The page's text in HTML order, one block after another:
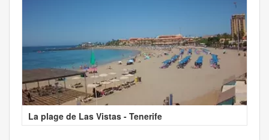
La plage de Las Vistas - Tenerife